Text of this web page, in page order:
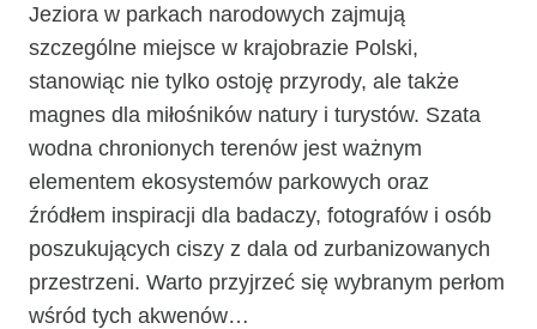
Jeziora w parkach narodowych zajmują
szczególne miejsce w krajobrazie Polski,
stanowiąc nie tylko ostoję przyrody, ale także
magnes dla miłośników natury i turystów. Szata
wodna chronionych terenów jest ważnym
elementem ekosystemów parkowych oraz
źródłem inspiracji dla badaczy, fotografów i osób
poszukujących ciszy z dala od zurbanizowanych
przestrzeni. Warto przyjrzeć się wybranym perłom
wśród tych akwenów…